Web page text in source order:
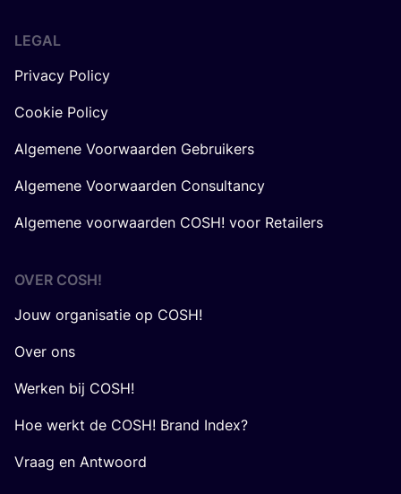
LEGAL
Privacy Policy
Cookie Policy
Algemene Voorwaarden Gebruikers
Algemene Voorwaarden Consultancy
Algemene voorwaarden COSH! voor Retailers
OVER COSH!
Jouw organisatie op COSH!
Over ons
Werken bij COSH!
Hoe werkt de COSH! Brand Index?
Vraag en Antwoord